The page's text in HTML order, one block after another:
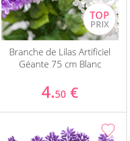
Branche de Lilas Artificiel
Géante 75 cm Blanc
4.50 €